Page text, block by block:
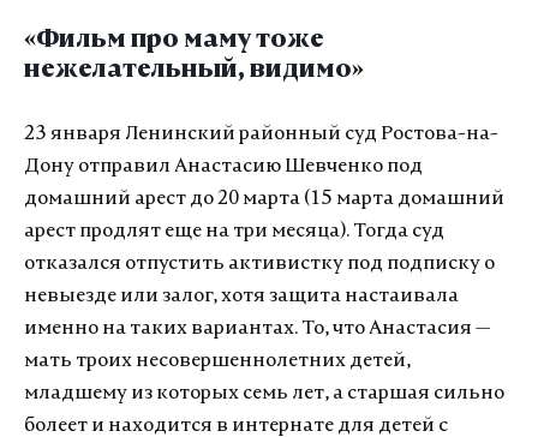
«Фильм про маму тоже
нежелательный, видимо»
23 января Ленинский районный суд Ростова-на-
Дону отправил Анастасию Шевченко под
домашний арест до 20 марта (15 марта домашний
арест продлят еще на три месяца). Тогда суд
отказался отпустить активистку под подписку о
невыезде или залог, хотя защита настаивала
именно на таких вариантах. То, что Анастасия —
мать троих несовершеннолетних детей,
младшему из которых семь лет, а старшая сильно
болеет и находится в интернате для детей с